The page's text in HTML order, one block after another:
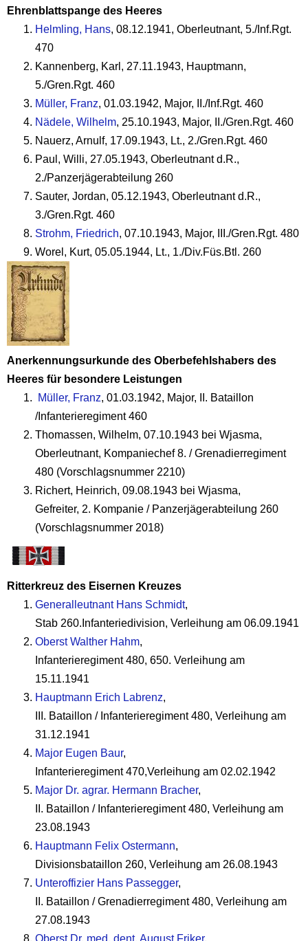
Ehrenblattspange des Heeres
Helmling, Hans, 08.12.1941, Oberleutnant, 5./Inf.Rgt.
470
Kannenberg, Karl, 27.11.1943, Hauptmann,
5./Gren.Rgt. 460
Müller, Franz, 01.03.1942, Major, II./Inf.Rgt. 460
Nädele, Wilhelm, 25.10.1943, Major, II./Gren.Rgt. 460
Nauerz, Arnulf, 17.09.1943, Lt., 2./Gren.Rgt. 460
Paul, Willi, 27.05.1943, Oberleutnant d.R.,
2./Panzerjägerabteilung 260
Sauter, Jordan, 05.12.1943, Oberleutnant d.R.,
3./Gren.Rgt. 460
Strohm, Friedrich, 07.10.1943, Major, III./Gren.Rgt. 480
Worel, Kurt, 05.05.1944, Lt., 1./Div.Füs.Btl. 260
Anerkennungsurkunde des Oberbefehlshabers des
Heeres für besondere Leistungen
Müller, Franz, 01.03.1942, Major, II. Bataillon
/Infanterieregiment 460
Thomassen, Wilhelm, 07.10.1943 bei Wjasma,
Oberleutnant, Kompaniechef 8. / Grenadierregiment
480 (Vorschlagsnummer 2210)
Richert, Heinrich, 09.08.1943 bei Wjasma,
Gefreiter, 2. Kompanie / Panzerjägerabteilung 260
(Vorschlagsnummer 2018)
Ritterkreuz des Eisernen Kreuzes
Generalleutnant Hans Schmidt,
Stab 260.Infanteriedivision, Verleihung am 06.09.1941
Oberst Walther Hahm,
Infanterieregiment 480, 650. Verleihung am
15.11.1941
Hauptmann Erich Labrenz,
III. Bataillon / Infanterieregiment 480, Verleihung am
31.12.1941
Major Eugen Baur,
Infanterieregiment 470,Verleihung am 02.02.1942
Major Dr. agrar. Hermann Bracher,
II. Bataillon / Infanterieregiment 480, Verleihung am
23.08.1943
Hauptmann Felix Ostermann,
Divisionsbataillon 260, Verleihung am 26.08.1943
Unteroffizier Hans Passegger,
II. Bataillon / Grenadierregiment 480, Verleihung am
27.08.1943
Oberst Dr. med. dent. August Friker,